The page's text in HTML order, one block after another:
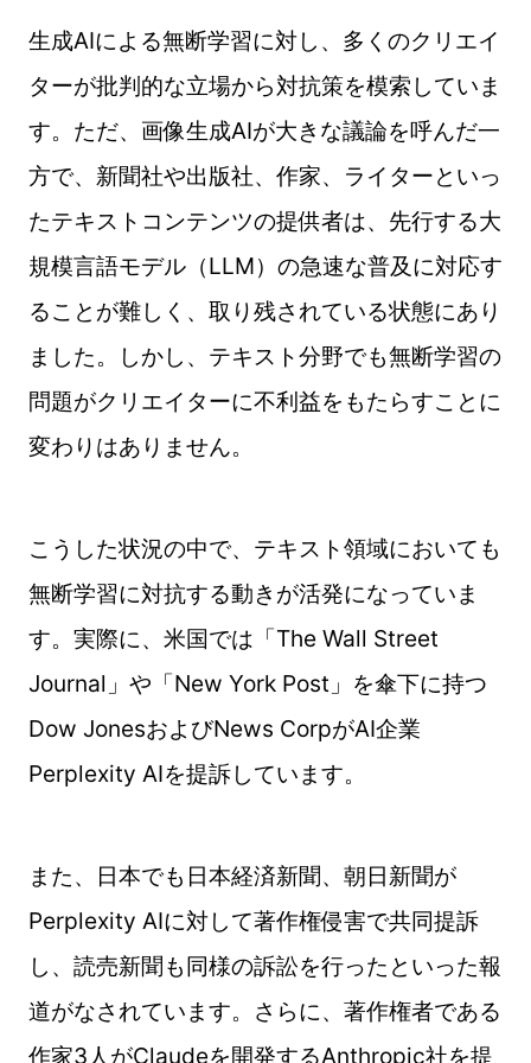
生成AIによる無断学習に対し、多くのクリエイ
ターが批判的な立場から対抗策を模索していま
す。ただ、画像生成AIが大きな議論を呼んだ一
方で、新聞社や出版社、作家、ライターといっ
たテキストコンテンツの提供者は、先行する大
規模言語モデル（LLM）の急速な普及に対応す
ることが難しく、取り残されている状態にあり
ました。しかし、テキスト分野でも無断学習の
問題がクリエイターに不利益をもたらすことに
変わりはありません。
こうした状況の中で、テキスト領域においても
無断学習に対抗する動きが活発になっていま
す。実際に、米国では「The Wall Street
Journal」や「New York Post」を傘下に持つ
Dow JonesおよびNews CorpがAI企業
Perplexity AIを提訴しています。
また、日本でも日本経済新聞、朝日新聞が
Perplexity AIに対して著作権侵害で共同提訴
し、読売新聞も同様の訴訟を行ったといった報
道がなされています。さらに、著作権者である
作家3人がClaudeを開発するAnthropic社を提